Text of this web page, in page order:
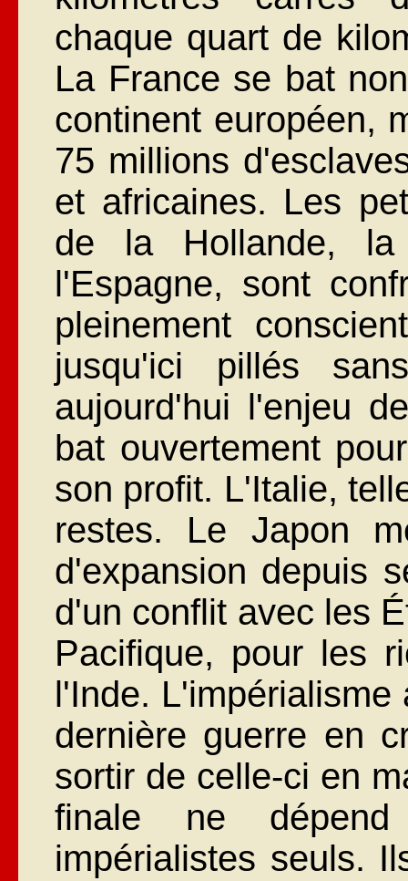
chaque quart de
La France se bat
continent européen,
75 millions
et africaines. Les
de la Hollande,
l'Espagne, sont
pleinement
jusqu'ici pillés
aujourd'hui l'enjeu
bat ouvertement
son profit. L'Italie,
restes. Le Japon
d'expansion depuis
d'un conflit avec les
Pacifique, pour les
l'Inde.
dernière guerre en
sortir de celle-ci en
finale ne
impérialistes seuls.